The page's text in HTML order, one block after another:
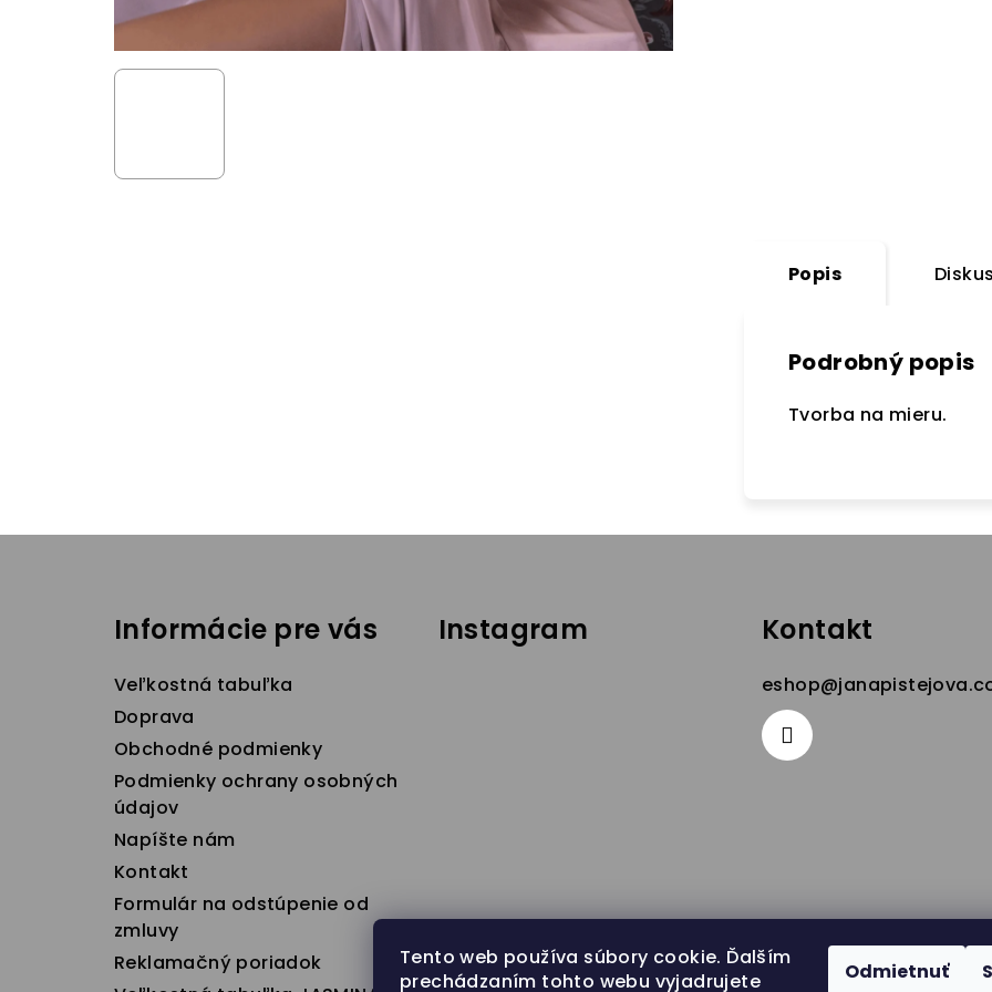
Tento web používa súbory cookie. Ďalším
prechádzaním tohto webu vyjadrujete
Odmietnuť
Popis
Podrobný popis
Tvorba na mieru.
Informácie pre vás
Veľkostná tabuľka
Doprava
Obchodné podmienky
Podmienky ochrany osobných
údajov
Napíšte nám
Kontakt
Formulár na odstúpenie od
zmluvy
Reklamačný poriadok
Instagram Kontakt
eshop@